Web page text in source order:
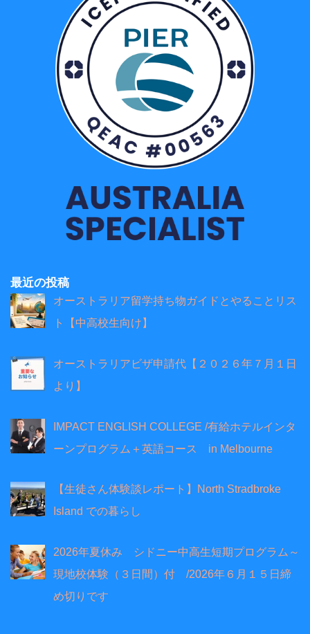
最近の投稿
オーストラリア留学持ち物ガイドとやることリス
ト【中高校生向け】
オーストラリアビザ申請代【２０２６年７月１日
より】
IMPACT ENGLISH COLLEGE /有給ホテルインタ
ーンプログラム＋英語コース in Melbourne
【生徒さん体験談レポート】North Stradbroke
Island での暮らし
2026年夏休み シドニー中高生短期プログラム～
現地校体験（３日間）付 /2026年６月１５日締
め切りです